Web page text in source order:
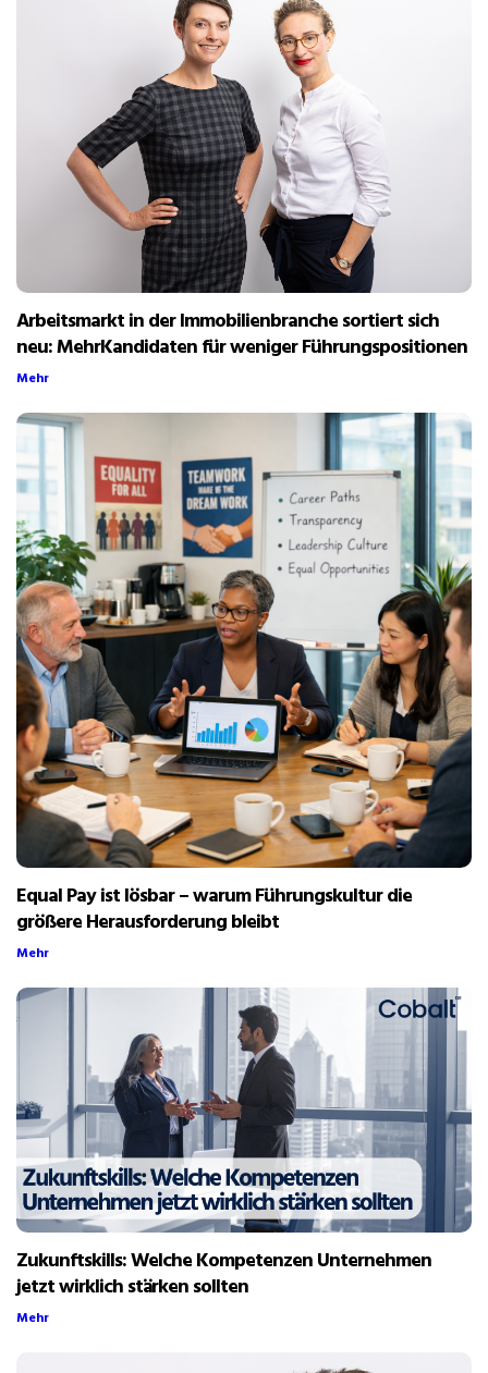
Arbeitsmarkt in der Immobilienbranche sortiert sich
neu: MehrKandidaten für weniger Führungspositionen
Mehr
Equal Pay ist lösbar – warum Führungskultur die
größere Herausforderung bleibt
Mehr
Zukunftskills: Welche Kompetenzen Unternehmen
jetzt wirklich stärken sollten
Mehr